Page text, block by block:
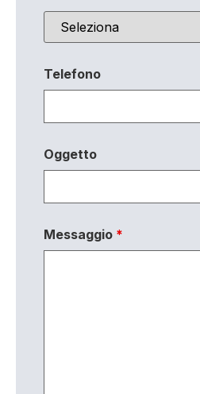
Telefono
Oggetto
Messaggio *